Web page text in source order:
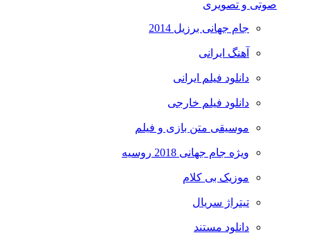
صوتی و تصویری
جام جهانی برزیل 2014
آهنگ ایرانی
دانلود فیلم ایرانی
دانلود فیلم خارجی
موسیقی متن بازی و فیلم
ویژه جام جهانی 2018 روسیه
موزیک بی کلام
تیتراژ سریال
دانلود مستند